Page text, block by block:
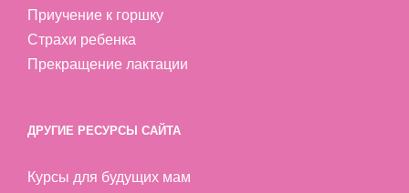
Приучение к горшку
Страхи ребенка
Прекращение лактации
ДРУГИЕ РЕСУРСЫ САЙТА
Курсы для будущих мам